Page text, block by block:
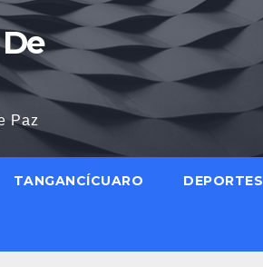
Paz
TANGANCÍCUARO DEPORTES